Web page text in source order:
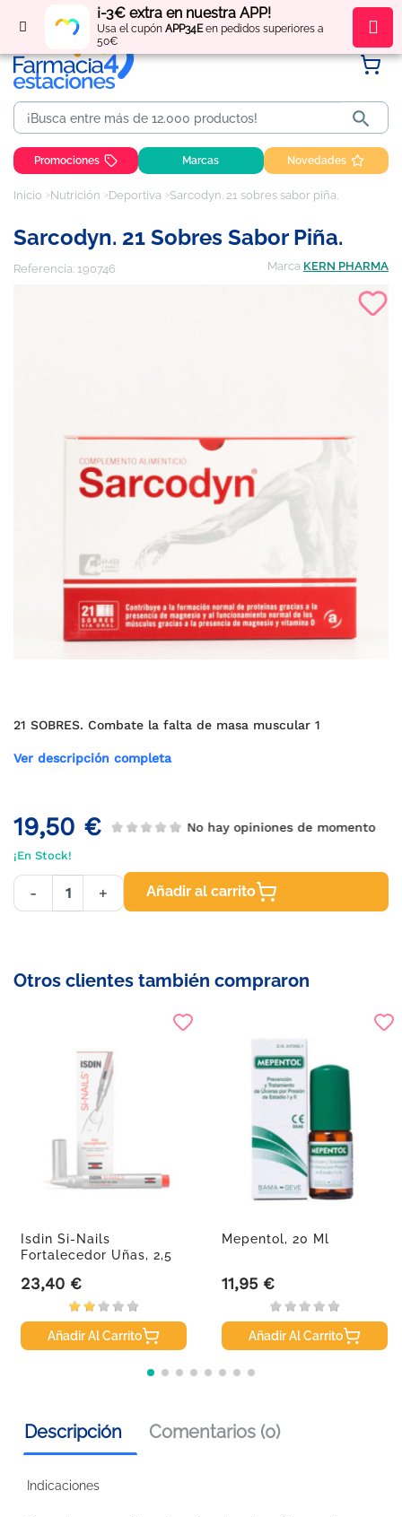
¡-3€ extra en nuestra APP!
Usa el cupón APP34Een pedidos superiores a
50€
Regístratey obténpuntos por tus compras

Promociones Marcas Novedades
Inicio Nutrición Deportiva Sarcodyn. 21 sobres sabor piña.
Sarcodyn. 21 Sobres Sabor Piña.
Referencia: 190746 Marca KERN PHARMA
21 SOBRES. Combate la falta de masa muscular 1
Ver descripción completa
19,50 € No hay opiniones de momento
¡En Stock!
- + Añadir al carrito
Otros clientes también compraron
Isdin Si-Nails
Fortalecedor Uñas, 2,5
Precio
23,40 €
Añadir Al Carrito
Mepentol, 20 Ml
Precio
11,95 €
Añadir Al Carrito
Descripción Comentarios (0)
Indicaciones